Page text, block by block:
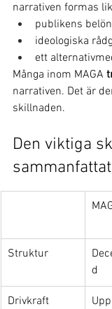
narrativen formas
publikens
ideologiska
ett
Många inom MAGA
narrativen. Det är
skillnaden.
Den viktiga
sammanfattat
Struktur
d
Drivkraft